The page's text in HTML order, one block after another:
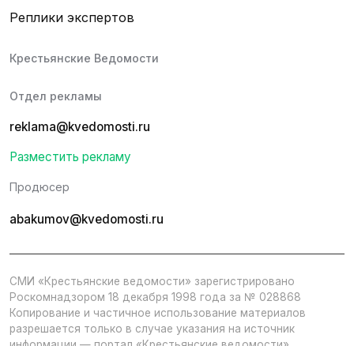
Реплики экспертов
Крестьянские Ведомости
Отдел рекламы
reklama@kvedomosti.ru
Разместить рекламу
Продюсер
abakumov@kvedomosti.ru
СМИ «Крестьянские ведомости» зарегистрировано
Роскомнадзором 18 декабря 1998 года за № 028868
Копирование и частичное использование материалов
разрешается только в случае указания на источник